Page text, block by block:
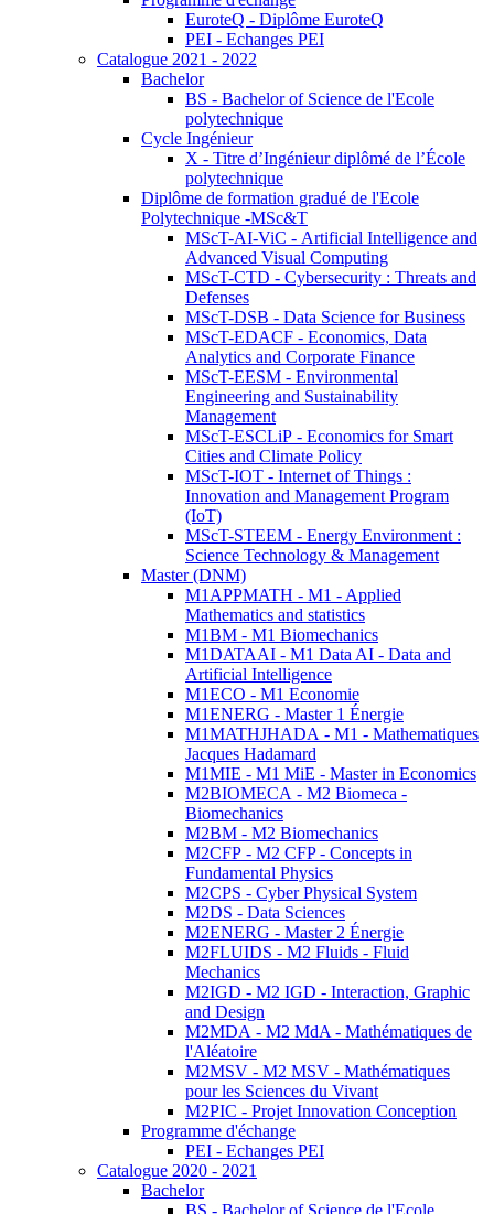
EuroteQ - Diplôme EuroteQ
PEI - Echanges PEI
Catalogue 2021 - 2022
Bachelor
BS - Bachelor of Science de l'Ecole
polytechnique
Cycle Ingénieur
X - Titre d’Ingénieur diplômé de l’École
polytechnique
Diplôme de formation gradué de l'Ecole
Polytechnique -MSc&T
MScT-AI-ViC - Artificial Intelligence and
Advanced Visual Computing
MScT-CTD - Cybersecurity : Threats and
Defenses
MScT-DSB - Data Science for Business
MScT-EDACF - Economics, Data
Analytics and Corporate Finance
MScT-EESM - Environmental
Engineering and Sustainability
Management
MScT-ESCLiP - Economics for Smart
Cities and Climate Policy
MScT-IOT - Internet of Things :
Innovation and Management Program
(IoT)
MScT-STEEM - Energy Environment :
Science Technology & Management
Master (DNM)
M1APPMATH - M1 - Applied
Mathematics and statistics
M1BM - M1 Biomechanics
M1DATAAI - M1 Data AI - Data and
Artificial Intelligence
M1ECO - M1 Economie
M1ENERG - Master 1 Énergie
M1MATHJHADA - M1 - Mathematiques
Jacques Hadamard
M1MIE - M1 MiE - Master in Economics
M2BIOMECA - M2 Biomeca -
Biomechanics
M2BM - M2 Biomechanics
M2CFP - M2 CFP - Concepts in
Fundamental Physics
M2CPS - Cyber Physical System
M2DS - Data Sciences
M2ENERG - Master 2 Énergie
M2FLUIDS - M2 Fluids - Fluid
Mechanics
M2IGD - M2 IGD - Interaction, Graphic
and Design
M2MDA - M2 MdA - Mathématiques de
l'Aléatoire
M2MSV - M2 MSV - Mathématiques
pour les Sciences du Vivant
M2PIC - Projet Innovation Conception
Programme d'échange
PEI - Echanges PEI
Catalogue 2020 - 2021
Bachelor
BS - Bachelor of Science de l'Ecole